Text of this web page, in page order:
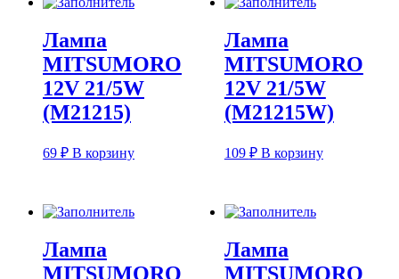
Лампа
MITSUMORO
12V 21/5W
(M21215)
69 ₽ В корзину
Лампа
MITSUMORO
12V 21/5W
(M21215W)
109 ₽ В корзину
Лампа
MITSUMORO
Лампа
MITSUMORO